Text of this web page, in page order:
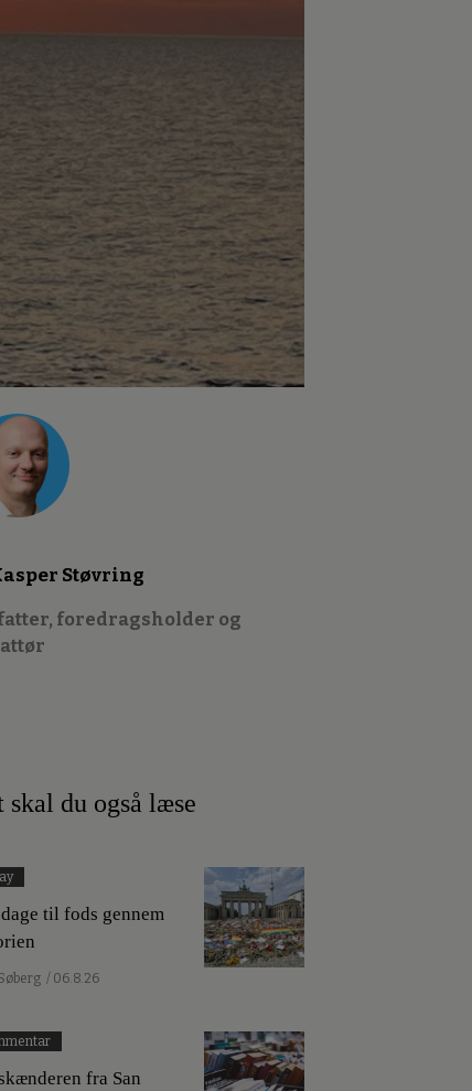
Støvring
foredragsholder og
skal du også læse
til fods gennem
/ 06.8.26
fra San